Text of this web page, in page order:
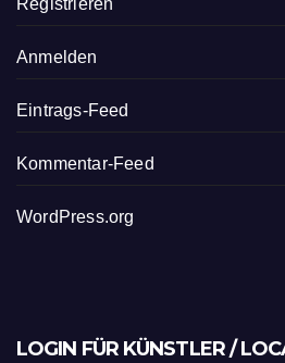
Registrieren
Anmelden
Eintrags-Feed
Kommentar-Feed
WordPress.org
LOGIN FÜR KÜNSTLER /